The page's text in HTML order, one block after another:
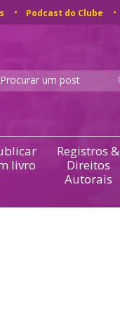
Podcast do Clube
livro
Registros &
Direitos
Autorais